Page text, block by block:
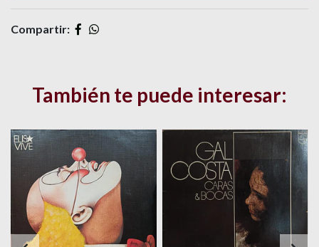
Compartir:
También te puede interesar: